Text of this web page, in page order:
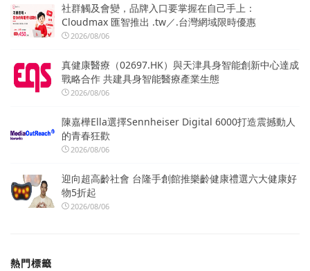
社群觸及會變，品牌入口要掌握在自己手上：
Cloudmax 匯智推出 .tw／.台灣網域限時優惠
2026/08/06
真健康醫療（02697.HK）與天津具身智能創新中心達成
戰略合作 共建具身智能醫療產業生態
2026/08/06
陳嘉樺Ella選擇Sennheiser Digital 6000打造震撼動人
的青春狂歡
2026/08/06
迎向超高齡社會 台隆手創館推樂齡健康禮選六大健康好
物5折起
2026/08/06
熱門標籤